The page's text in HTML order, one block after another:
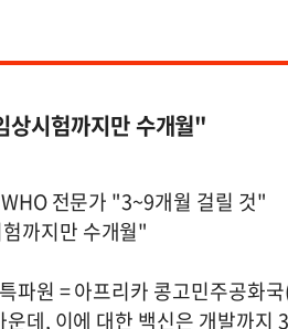
상시험까지만 수개월"
전문가 "3~9개월 걸릴 것"
까지만 수개월"
파원 = 아프리카 콩고민주공화
데, 이에 대한 백신은 개발까지